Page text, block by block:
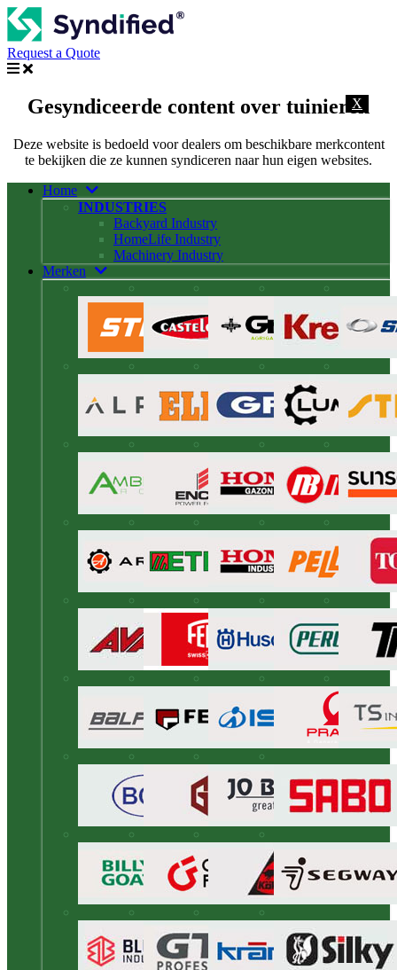
Request a Quote
X
Gesyndiceerde content over tuinieren
Deze website is bedoeld voor dealers om beschikbare merkcontent
te bekijken die ze kunnen syndiceren naar hun eigen websites.
Home
INDUSTRIES
Backyard Industry
HomeLife Industry
Machinery Industry
Merken